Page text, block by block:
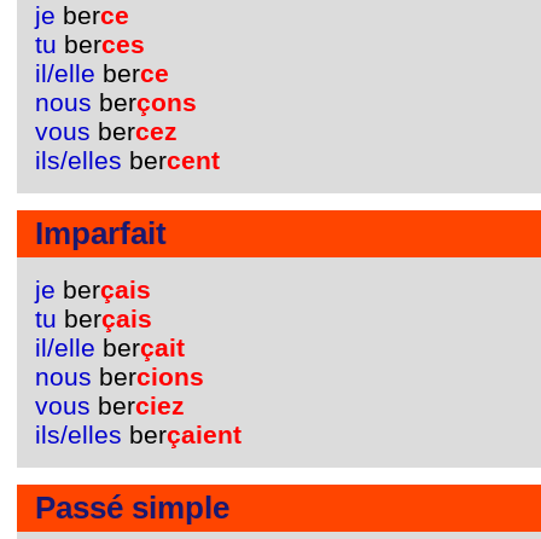
je berce
tu berces
il/elle berce
nous berçons
vous bercez
ils/elles bercent
Imparfait
je berçais
tu berçais
il/elle berçait
nous bercions
vous berciez
ils/elles berçaient
Passé simple